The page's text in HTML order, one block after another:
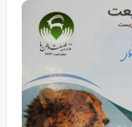
وحش 24 تیمار و درمان